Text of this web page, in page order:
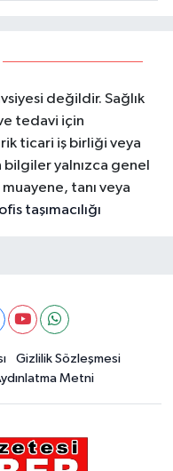
değildir. Sağlık
tedavi için
ticari iş birliği veya
yalnızca genel
tanı veya
taşımacılığı
Gizlilik Sözleşmesi
Metni